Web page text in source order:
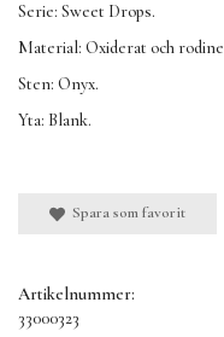
Serie: Sweet Drops.
Material: Oxiderat och
Sten: Onyx.
Yta: Blank.
Spara som favorit
Artikelnummer:
33000323